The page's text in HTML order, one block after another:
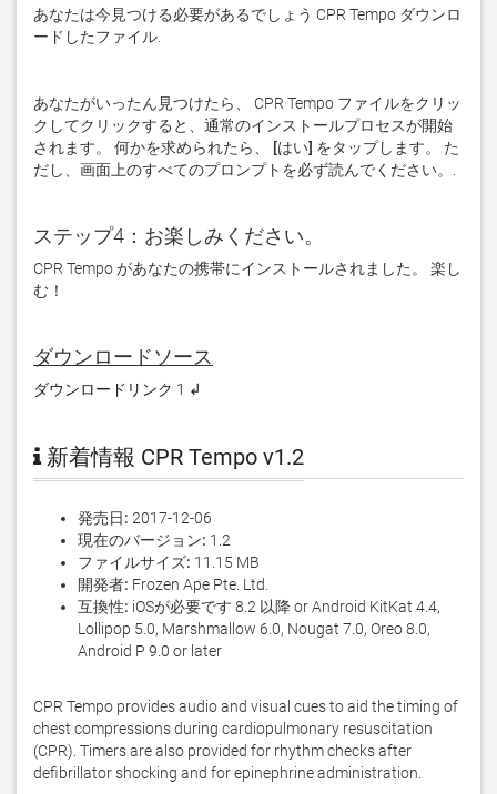
あなたは今見つける必要があるでしょう CPR Tempo ダウンロ
ードしたファイル.
あなたがいったん見つけたら、 CPR Tempo ファイルをクリッ
クしてクリックすると、通常のインストールプロセスが開始
されます。 何かを求められたら、
[はい] をタップします。 た
だし、画面上のすべてのプロンプトを必ず読んでください。.
ステップ4：お楽しみください。
CPR Tempo があなたの携帯にインストールされました。 楽し
む！
ダウンロードソース
ダウンロードリンク 1 ↲
新着情報 CPR Tempo v1.2
発売日: 2017-12-06
現在のバージョン: 1.2
ファイルサイズ: 11.15 MB
開発者: Frozen Ape Pte. Ltd.
互換性: iOSが必要です 8.2 以降 or Android KitKat 4.4,
Lollipop 5.0, Marshmallow 6.0, Nougat 7.0, Oreo 8.0,
Android P 9.0 or later
CPR Tempo provides audio and visual cues to aid the timing of
chest compressions during cardiopulmonary resuscitation
(CPR). Timers are also provided for rhythm checks after
defibrillator shocking and for epinephrine administration.